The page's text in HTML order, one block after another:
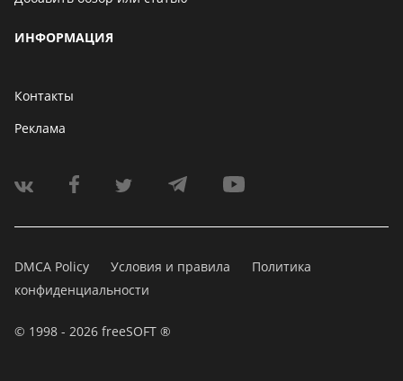
ИНФОРМАЦИЯ
Контакты
Реклама
DMCA Policy Условия и правила
Политика
конфиденциальности
© 1998 - 2026 freeSOFT ®